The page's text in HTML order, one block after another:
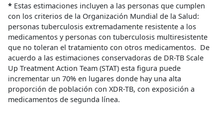
* Estas estimaciones incluyen a las personas que cumplen
con los criterios de la Organización Mundial de la Salud:
personas tuberculosis extremadamente resistente a los
medicamentos y personas con tuberculosis multiresistente
que no toleran el tratamiento con otros medicamentos. De
acuerdo a las estimaciones conservadoras de DR-TB Scale
Up Treatment Action Team (STAT) esta figura puede
incrementar un 70% en lugares donde hay una alta
proporción de población con XDR-TB, con exposición a
medicamentos de segunda línea.